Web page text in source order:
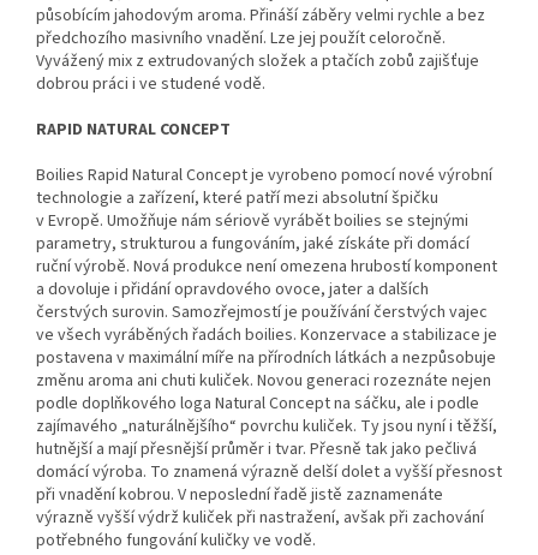
působícím jahodovým aroma. Přináší záběry velmi rychle a bez
předchozího masivního vnadění. Lze jej použít celoročně.
Vyvážený mix z extrudovaných složek a ptačích zobů zajišťuje
dobrou práci i ve studené vodě.
RAPID NATURAL CONCEPT
Boilies Rapid Natural Concept je vyrobeno pomocí nové výrobní
technologie a zařízení, které patří mezi absolutní špičku
v Evropě. Umožňuje nám sériově vyrábět boilies se stejnými
parametry, strukturou a fungováním, jaké získáte při domácí
ruční výrobě. Nová produkce není omezena hrubostí komponent
a dovoluje i přidání opravdového ovoce, jater a dalších
čerstvých surovin. Samozřejmostí je používání čerstvých vajec
ve všech vyráběných řadách boilies. Konzervace a stabilizace je
postavena v maximální míře na přírodních látkách a nezpůsobuje
změnu aroma ani chuti kuliček. Novou generaci rozeznáte nejen
podle doplňkového loga Natural Concept na sáčku, ale i podle
zajímavého „naturálnějšího“ povrchu kuliček. Ty jsou nyní i těžší,
hutnější a mají přesnější průměr i tvar. Přesně tak jako pečlivá
domácí výroba. To znamená výrazně delší dolet a vyšší přesnost
při vnadění kobrou. V neposlední řadě jistě zaznamenáte
výrazně vyšší výdrž kuliček při nastražení, avšak při zachování
potřebného fungování kuličky ve vodě.